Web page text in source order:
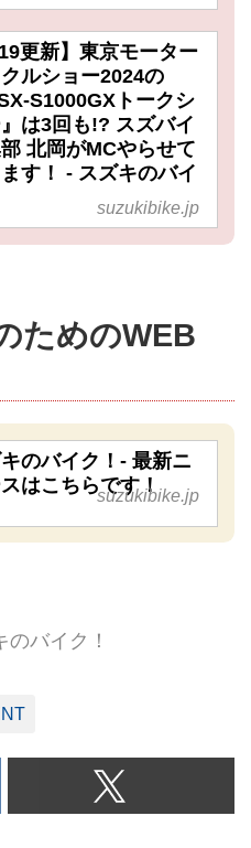
19更新】東京モーター
ルショー2024の
S1000GXトークシ
』は3回も!? スズバイ
北岡がMCやらせて
す！ - スズキのバイ
suzukibike.jp
ためのWEB
のバイク！- 最新ニ
はこちらです！
suzukibike.jp
バイク！